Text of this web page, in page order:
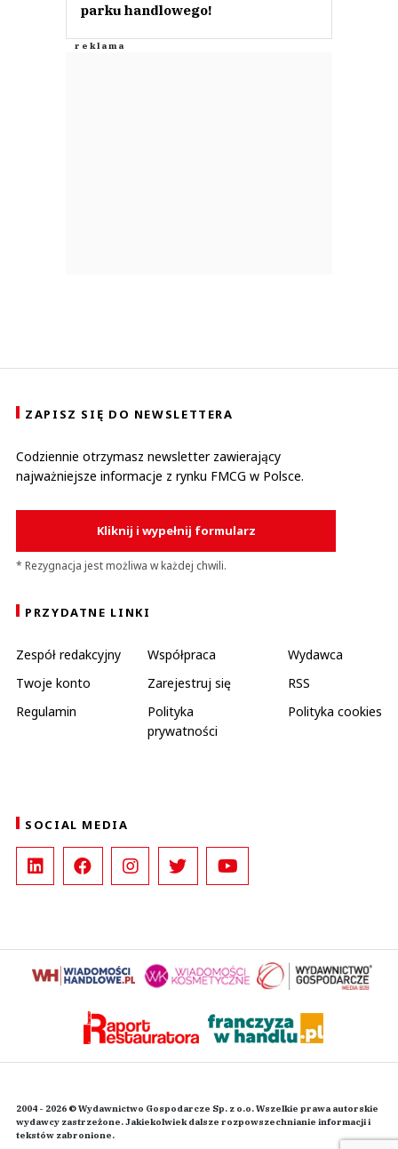
parku handlowego!
ZAPISZ SIĘ DO NEWSLETTERA
Codziennie otrzymasz newsletter zawierający
najważniejsze informacje z rynku FMCG w Polsce.
Kliknij i wypełnij formularz
* Rezygnacja jest możliwa w każdej chwili.
PRZYDATNE LINKI
Zespół redakcyjny Współpraca
Wydawca
Twoje konto
Zarejestruj się
RSS
Regulamin
Polityka
prywatności
Polityka cookies
SOCIAL MEDIA
2004 - 2026 © Wydawnictwo Gospodarcze Sp. z o.o. Wszelkie prawa autorskie
wydawcy zastrzeżone. Jakiekolwiek dalsze rozpowszechnianie informacji i
tekstów zabronione.